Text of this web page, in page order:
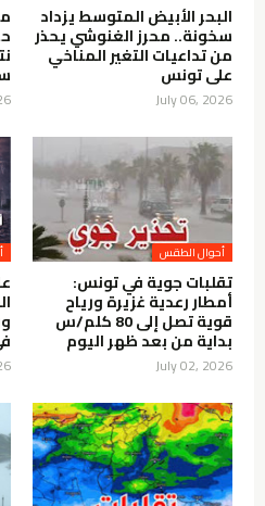
البحر الأبيض المتوسط يزداد
سخونة.. محرز الغنوشي يحذر
من تداعيات التغير المناخي
على تونس
July 06, 2026
أحوال الطقس
تقلبات جوية في تونس:
أمطار رعدية غزيرة ورياح
قوية تصل إلى 80 كلم/س
بداية من بعد ظهر اليوم
July 02, 2026